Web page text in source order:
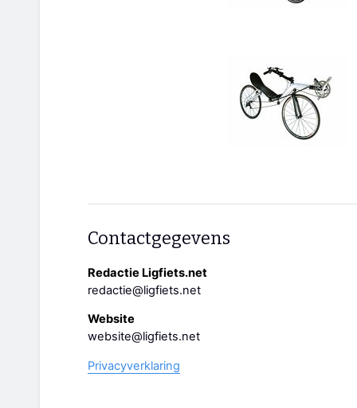
Contactgegevens
Redactie Ligfiets.net
redactie@ligfiets.net
Website
website@ligfiets.net
Privacyverklaring